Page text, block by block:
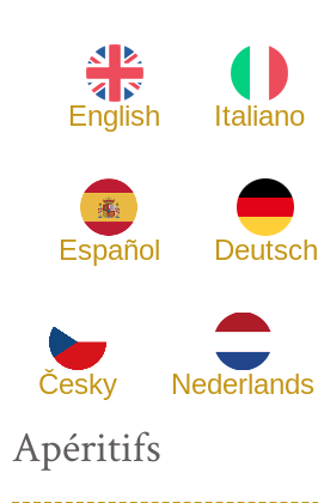
English Italiano
Español Deutsch
Česky Nederlands
Apéritifs